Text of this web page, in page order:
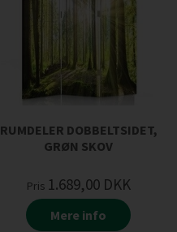
RUMDELER DOBBELTSIDET,
GRØN SKOV
Pris 1.689,00 DKK
Mere info